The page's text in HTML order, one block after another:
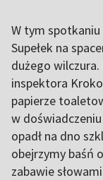
W tym spotkaniu
Supełek na
dużego
inspektora
papierze
w
opadł na dno
obejrzymy baśń
zabawie